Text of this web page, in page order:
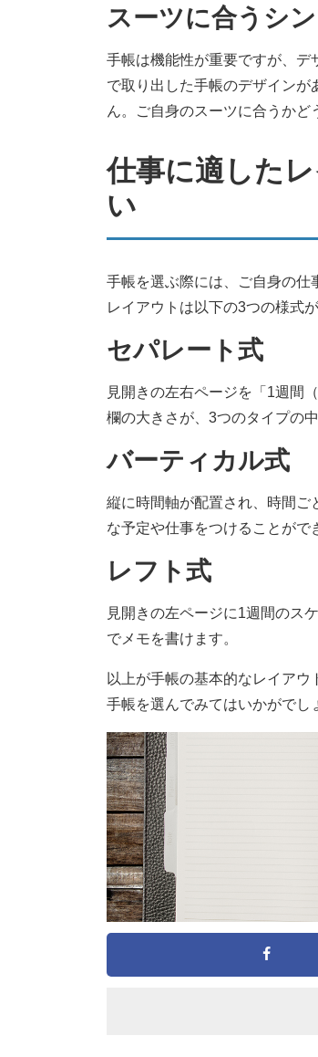
スーツに合うシ
手帳は機能性が重要ですが、デ
で取り出した手帳のデザイン
ん。ご自身のスーツに合うかど
仕事に適した
い
手帳を選ぶ際には、ご自身の仕
レイアウトは以下の3つの様式が
セパレート式
見開きの左右ページを「1週間
欄の大きさが、3つのタイプの
バーティカル式
縦に時間軸が配置され、時間
な予定や仕事をつけることがで
レフト式
見開きの左ページに1週間のス
でメモを書けます。
以上が手帳の基本的なレイア
手帳を選んでみてはいかがでし